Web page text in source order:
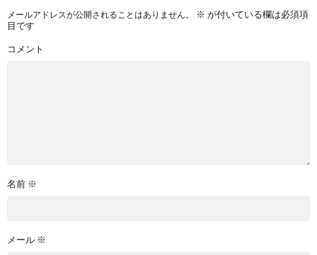
メールアドレスが公開されることはありません。 ※ が付いている欄は必須項
目です
コメント
名前 ※
メール ※